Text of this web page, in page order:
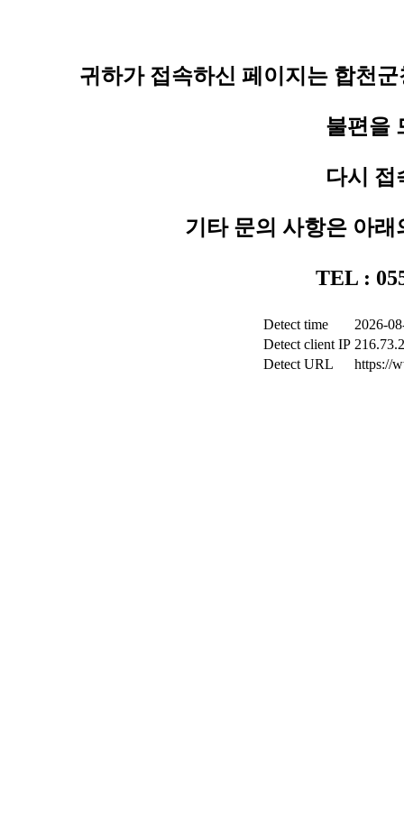
귀하가 접속하신 페이지는 합천
불편을
다시 접
기타 문의 사항은 아
TEL :
Detect time
2026-
Detect client IP
Detect URL
https://